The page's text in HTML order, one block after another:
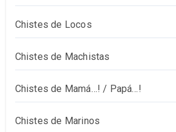
Chistes de Locos
Chistes de Machistas
Chistes de Mamá…! / Papá…!
Chistes de Marinos